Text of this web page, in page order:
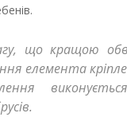
що кращою
елемента